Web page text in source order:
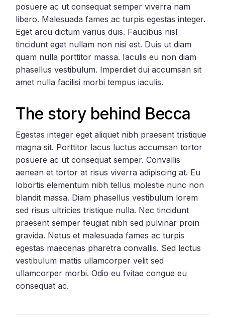
posuere ac ut consequat semper viverra nam
libero. Malesuada fames ac turpis egestas integer.
Eget arcu dictum varius duis. Faucibus nisl
tincidunt eget nullam non nisi est. Duis ut diam
quam nulla porttitor massa. Iaculis eu non diam
phasellus vestibulum. Imperdiet dui accumsan sit
amet nulla facilisi morbi tempus iaculis.
The story behind Becca
Egestas integer eget aliquet nibh praesent tristique
magna sit. Porttitor lacus luctus accumsan tortor
posuere ac ut consequat semper. Convallis
aenean et tortor at risus viverra adipiscing at. Eu
lobortis elementum nibh tellus molestie nunc non
blandit massa. Diam phasellus vestibulum lorem
sed risus ultricies tristique nulla. Nec tincidunt
praesent semper feugiat nibh sed pulvinar proin
gravida. Netus et malesuada fames ac turpis
egestas maecenas pharetra convallis. Sed lectus
vestibulum mattis ullamcorper velit sed
ullamcorper morbi. Odio eu fvitae congue eu
consequat ac.